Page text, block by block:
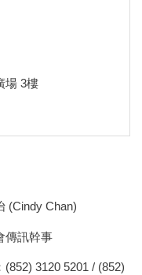
場 3樓
(Cindy Chan)
傳訊幹事
(852) 3120 5201 / (852)